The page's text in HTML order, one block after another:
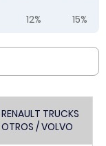
12% 15%
TRUCKS
/ VOLVO